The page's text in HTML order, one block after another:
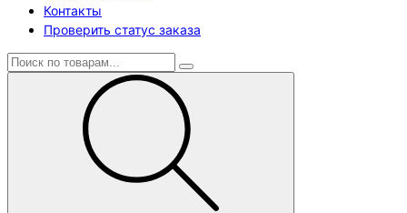
Контакты
Проверить статус заказа